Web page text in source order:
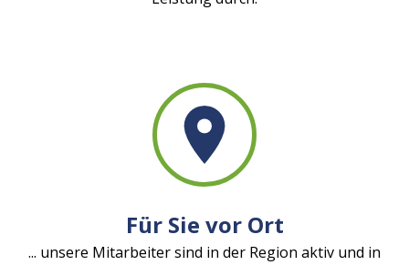
Für Sie vor Ort
... unsere Mitarbeiter sind in der Region aktiv und in